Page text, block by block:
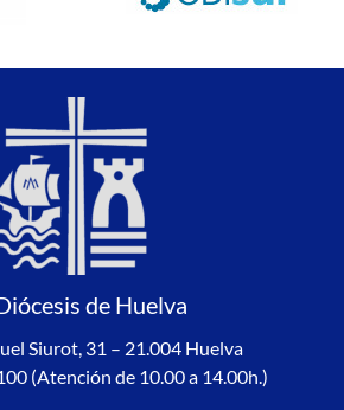
de Huelva
Siurot, 31 – 21.004 Huelva
(Atención de 10.00 a 14.00h.)